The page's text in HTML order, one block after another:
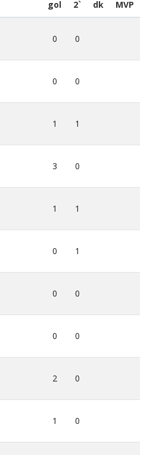
gol 2` dk MVP
0 0
0 0
1 1
3 0
1 1
0 1
0 0
0 0
2 0
1 0